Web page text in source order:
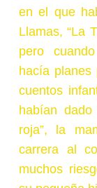
en el que
Llamas, “La
pero
hacía
cuentos
habían
roja”, la
carrera al
muchos